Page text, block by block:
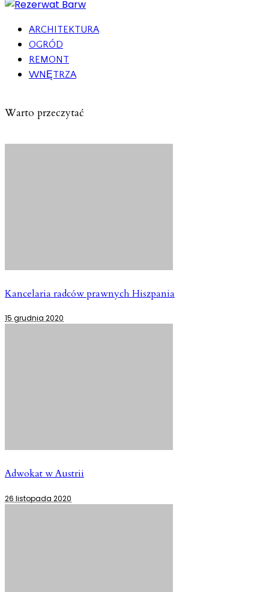
ARCHITEKTURA
OGRÓD
REMONT
WNĘTRZA
Warto przeczytać
Kancelaria radców prawnych Hiszpania
15 grudnia 2020
Adwokat w Austrii
26 listopada 2020